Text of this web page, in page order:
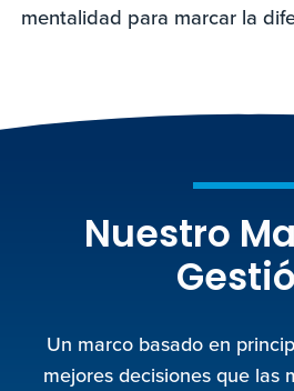
mentalidad para marcar la
Nuestro
Un marco basado en
mejores decisiones que las